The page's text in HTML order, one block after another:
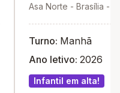
Asa Norte - Brasília -
Turno: Manhã
Ano letivo: 2026
Infantil em alta!